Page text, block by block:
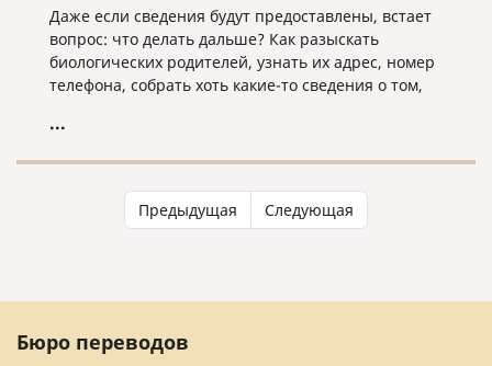
Даже если сведения будут предоставлены, встает
вопрос: что делать дальше? Как разыскать
биологических родителей, узнать их адрес, номер
телефона, собрать хоть какие-то сведения о том,
...
Предыдущая Следующая
Бюро переводов